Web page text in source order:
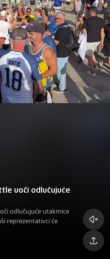
uoči odlučujuće
odlučujuće utakmice
reprezentativci će